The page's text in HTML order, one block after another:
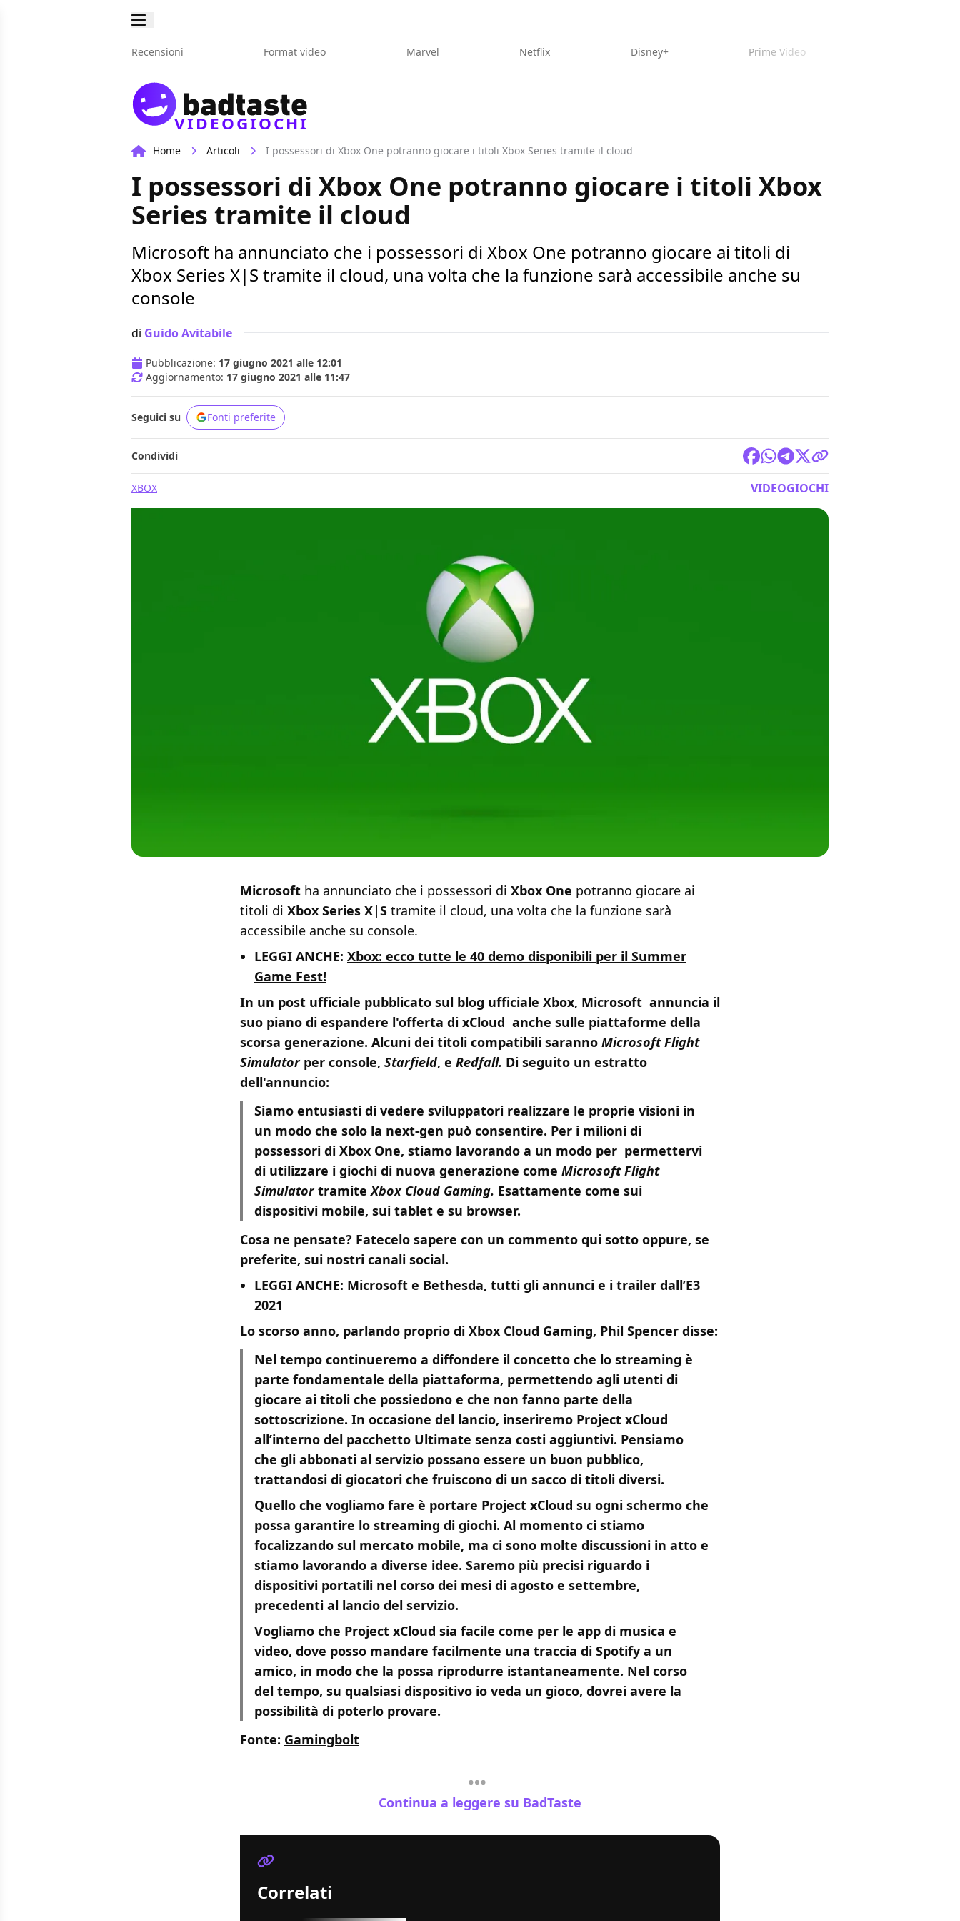
Recensioni Format video Marvel Netflix Disney+ Prime Video
VIDEOGIOCHI
Home Articoli I possessori di Xbox One potranno giocare i titoli Xbox Series tramite il cloud
I possessori di Xbox One potranno giocare i titoli Xbox
Series tramite il cloud
Microsoft ha annunciato che i possessori di Xbox One potranno giocare ai titoli di
Xbox Series X|S tramite il cloud, una volta che la funzione sarà accessibile anche su
console
di Guido Avitabile
Pubblicazione: 17 giugno 2021 alle 12:01
Aggiornamento: 17 giugno 2021 alle 11:47
Seguici su Fonti preferite
Condividi
XBOX VIDEOGIOCHI
Microsoft ha annunciato che i possessori di Xbox One potranno giocare ai
titoli di Xbox Series X|S tramite il cloud, una volta che la funzione sarà
accessibile anche su console.
LEGGI ANCHE: Xbox: ecco tutte le 40 demo disponibili per il Summer
Game Fest!
In un post ufficiale pubblicato sul blog ufficiale Xbox, Microsoft annuncia il
suo piano di espandere l'offerta di xCloud anche sulle piattaforme della
scorsa generazione. Alcuni dei titoli compatibili saranno Microsoft Flight
Simulatorper console, Starfield, e Redfall. Di seguito un estratto
dell'annuncio:
Siamo entusiasti di vedere sviluppatori realizzare le proprie visioni in
un modo che solo la next-gen può consentire. Per i milioni di
possessori di Xbox One, stiamo lavorando a un modo per permettervi
di utilizzare i giochi di nuova generazione come Microsoft Flight
Simulatortramite Xbox Cloud Gaming. Esattamente come sui
dispositivi mobile, sui tablet e su browser.
Cosa ne pensate? Fatecelo sapere con un commento qui sotto oppure, se
preferite, sui nostri canali social.
LEGGI ANCHE: Microsoft e Bethesda, tutti gli annunci e i trailer dall’E3
2021
Lo scorso anno, parlando proprio di Xbox Cloud Gaming, Phil Spencer disse:
Nel tempo continueremo a diffondere il concetto che lo streaming è
parte fondamentale della piattaforma, permettendo agli utenti di
giocare ai titoli che possiedono e che non fanno parte della
sottoscrizione. In occasione del lancio, inseriremo Project xCloud
all’interno del pacchetto Ultimate senza costi aggiuntivi. Pensiamo
che gli abbonati al servizio possano essere un buon pubblico,
trattandosi di giocatori che fruiscono di un sacco di titoli diversi.
Quello che vogliamo fare è portare Project xCloud su ogni schermo che
possa garantire lo streaming di giochi. Al momento ci stiamo
focalizzando sul mercato mobile, ma ci sono molte discussioni in atto e
stiamo lavorando a diverse idee. Saremo più precisi riguardo i
dispositivi portatili nel corso dei mesi di agosto e settembre,
precedenti al lancio del servizio.
Vogliamo che Project xCloud sia facile come per le app di musica e
video, dove posso mandare facilmente una traccia di Spotify a un
amico, in modo che la possa riprodurre istantaneamente. Nel corso
del tempo, su qualsiasi dispositivo io veda un gioco, dovrei avere la
possibilità di poterlo provare.
Fonte: Gamingbolt
Continua a leggere su BadTaste
Correlati